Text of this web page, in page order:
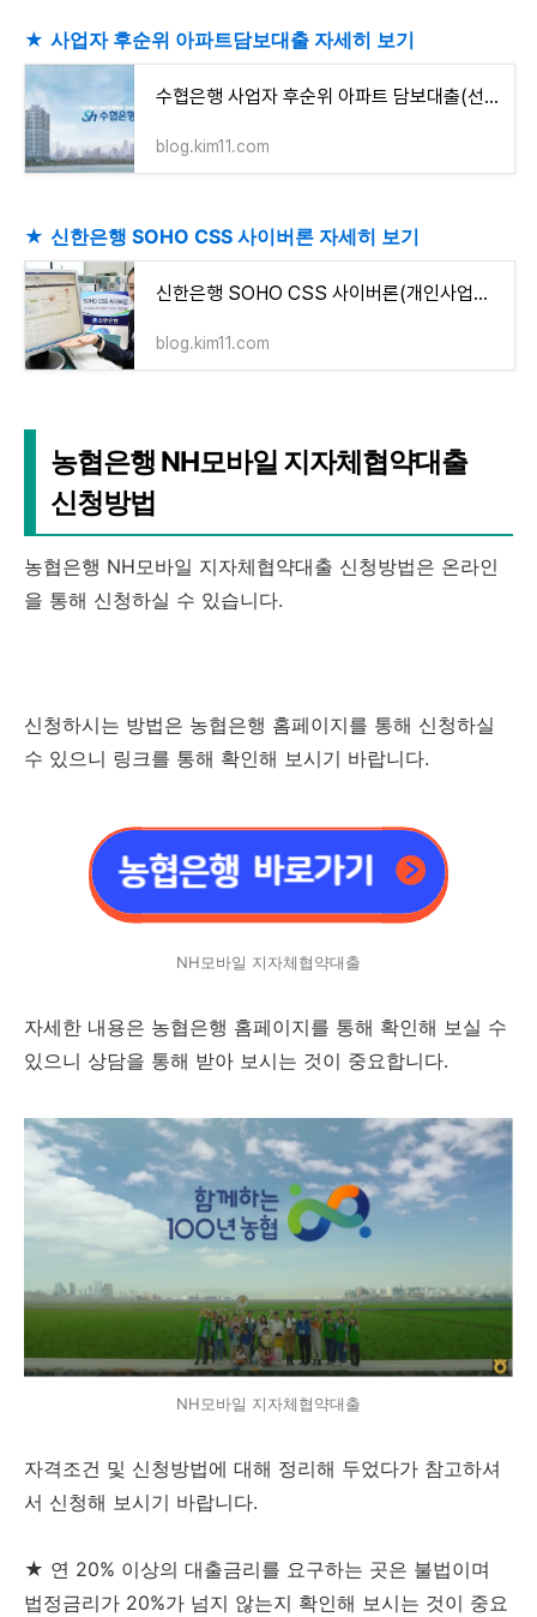
★ 사업자 후순위 아파트담보대출 자세히 보기
수협은행 사업자 후순위 아파트 담보대출(선순위권리액을 포함하여 담보비율 80%이내)
blog.kim11.com
★ 신한은행 SOHO CSS 사이버론 자세히 보기
신한은행 SOHO CSS 사이버론(개인사업자 인터넷 기업대출) 자격조건 알아보고 신청하기(최고 1억원
blog.kim11.com
농협은행 NH모바일 지자체협약대출
신청방법
농협은행 NH모바일 지자체협약대출 신청방법은 온라인
을 통해 신청하실 수 있습니다.
신청하시는 방법은 농협은행 홈페이지를 통해 신청하실
수 있으니 링크를 통해 확인해 보시기 바랍니다.
NH모바일 지자체협약대출
자세한 내용은 농협은행 홈페이지를 통해 확인해 보실 수
있으니 상담을 통해 받아 보시는 것이 중요합니다.
NH모바일 지자체협약대출
자격조건 및 신청방법에 대해 정리해 두었다가 참고하셔
서 신청해 보시기 바랍니다.
★ 연 20% 이상의 대출금리를 요구하는 곳은 불법이며
법정금리가 20%가 넘지 않는지 확인해 보시는 것이 중요